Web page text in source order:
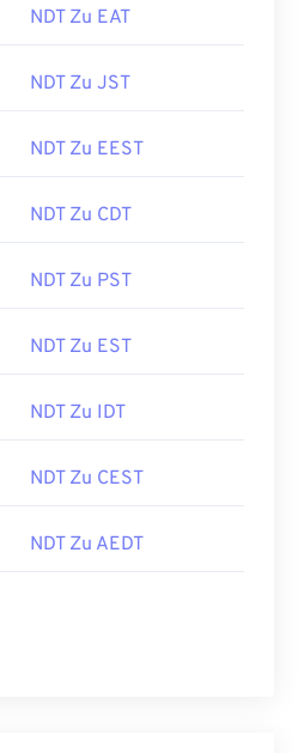
NDT Zu EAT
NDT Zu JST
NDT Zu EEST
NDT Zu CDT
NDT Zu PST
NDT Zu EST
NDT Zu IDT
NDT Zu CEST
NDT Zu AEDT